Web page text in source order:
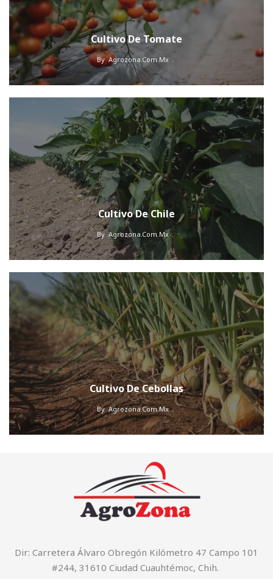
Cultivo De Tomate
By Agrozona.com.mx
Cultivo De Chile
By Agrozona.com.mx
Cultivo De Cebollas
By Agrozona.com.mx
Dir: Carretera Álvaro Obregón Kilómetro 47 Campo 101
#244, 31610 Ciudad Cuauhtémoc, Chih.